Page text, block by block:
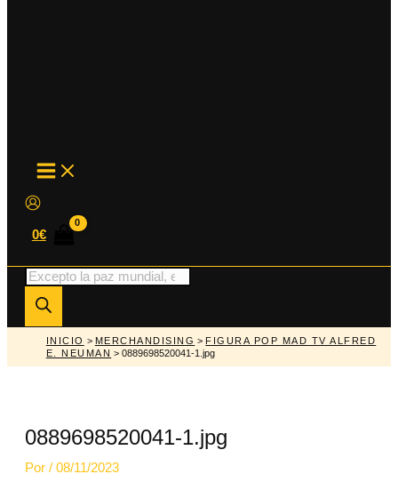
MAIN
MENU
0€
Búsqueda
de
productos
INICIO > MERCHANDISING > FIGURA POP MAD TV ALFRED
E. NEUMAN > 0889698520041-1.jpg
0889698520041-1.jpg
Por / 08/11/2023